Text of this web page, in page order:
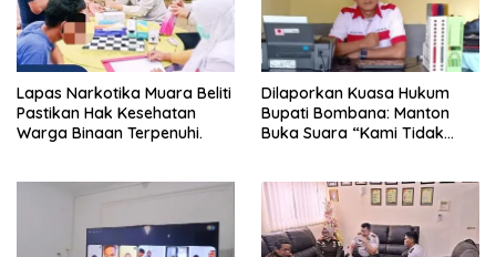
Lapas Narkotika Muara Beliti
Pastikan Hak Kesehatan
Warga Binaan Terpenuhi.
Dilaporkan Kuasa Hukum
Bupati Bombana: Manton
Buka Suara “Kami Tidak